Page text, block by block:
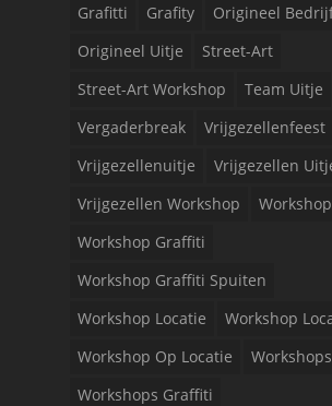
Grafitti
Grafity
Origineel
Origineel Uitje
Street-Art
Street-Art Workshop
Team Uitje
Vergaderbreak
Vrijgezellenfeest
Vrijgezellenuitje
Vrijgezellen
Vrijgezellen Workshop
Workshop
Workshop Graffiti
Workshop Graffiti Spuiten
Workshop Locatie
Workshop
Workshop Op Locatie
Workshops
Workshops Graffiti